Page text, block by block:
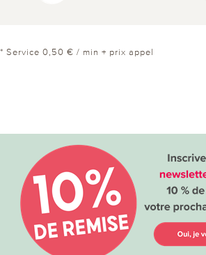
* Service 0,50 € / min + prix appel